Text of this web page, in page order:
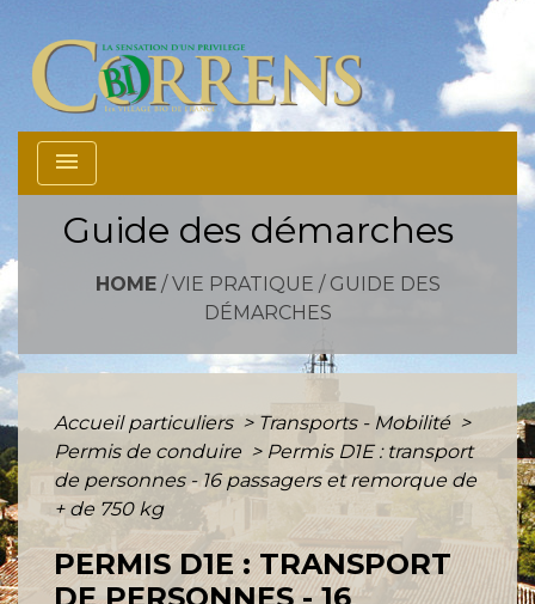
menu
Guide des démarches
HOME/ VIE PRATIQUE / GUIDE DES
DÉMARCHES
Accueil particuliers > Transports - Mobilité >
Permis de conduire > Permis D1E : transport
de personnes - 16 passagers et remorque de
+ de 750 kg
PERMIS D1E : TRANSPORT